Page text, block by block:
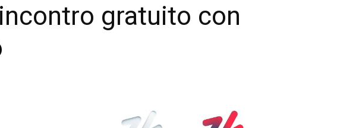
gratuito con